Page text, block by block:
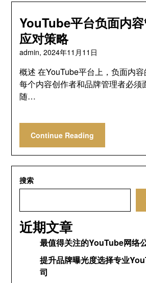
YouTube平台负面内
应对策略
admin,2024年11月11日
概述 在YouTube平台上，负面内
每个内容创作者和品牌管理者必须
随…
Continue Reading
搜索
近期文章
最值得关注的YouTube网络
提升品牌曝光度选择专业
司